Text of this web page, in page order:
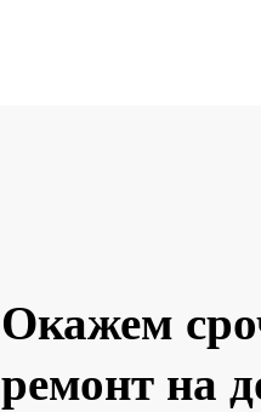
Окажем
ремонт на